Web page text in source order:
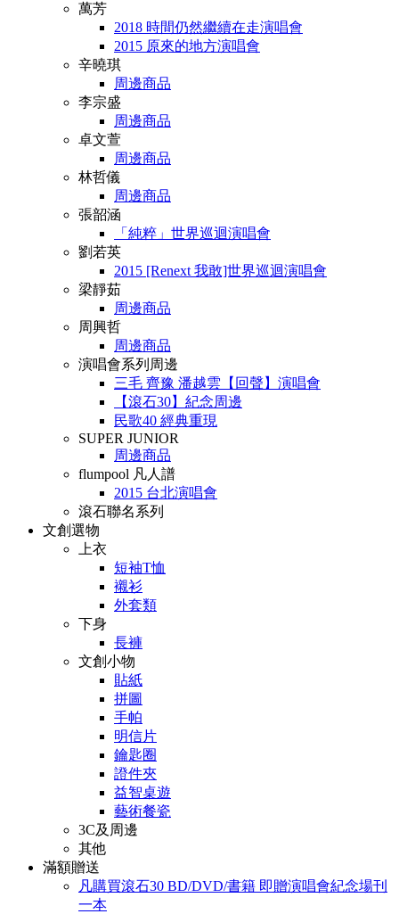
萬芳
2018 時間仍然繼續在走演唱會
2015 原來的地方演唱會
辛曉琪
周邊商品
李宗盛
周邊商品
卓文萱
周邊商品
林哲儀
周邊商品
張韶涵
「純粹」世界巡迴演唱會
劉若英
2015 [Renext 我敢]世界巡迴演唱會
梁靜茹
周邊商品
周興哲
周邊商品
演唱會系列周邊
三毛 齊豫 潘越雲【回聲】演唱會
【滾石30】紀念周邊
民歌40 經典重現
SUPER JUNIOR
周邊商品
flumpool 凡人譜
2015 台北演唱會
滾石聯名系列
文創選物
上衣
短袖T恤
襯衫
外套類
下身
長褲
文創小物
貼紙
拼圖
手帕
明信片
鑰匙圈
證件夾
益智桌遊
藝術餐瓷
3C及周邊
其他
滿額贈送
凡購買滾石30 BD/DVD/書籍 即贈演唱會紀念場刊
一本